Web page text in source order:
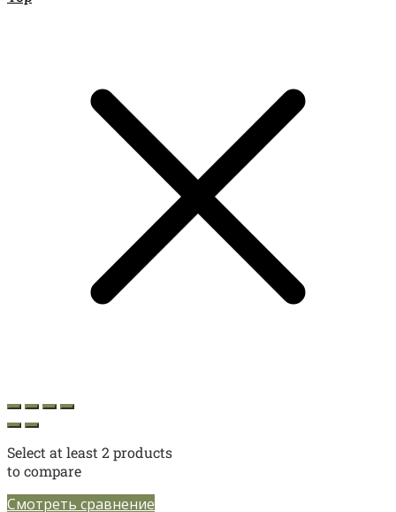
Select at least 2 products
to compare
Смотреть сравнение